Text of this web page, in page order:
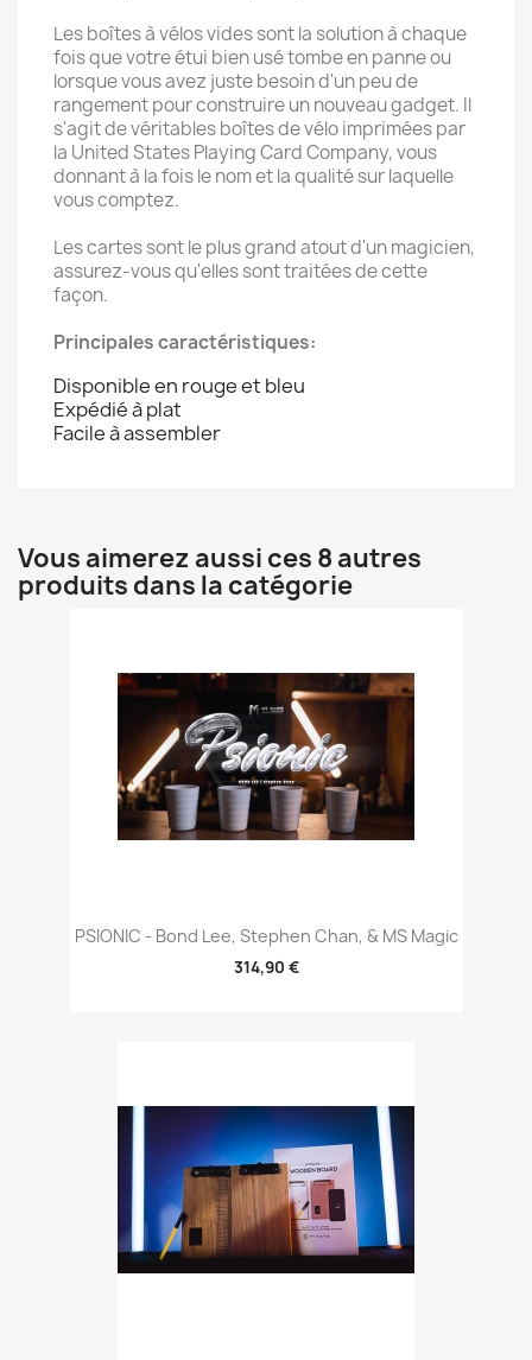
Les boîtes à vélos vides sont la solution à chaque
fois que votre étui bien usé tombe en panne ou
lorsque vous avez juste besoin d'un peu de
rangement pour construire un nouveau gadget. Il
s'agit de véritables boîtes de vélo imprimées par
la United States Playing Card Company, vous
donnant à la fois le nom et la qualité sur laquelle
vous comptez.
Les cartes sont le plus grand atout d'un magicien,
assurez-vous qu'elles sont traitées de cette
façon.
Principales caractéristiques:
Disponible en rouge et bleu
Expédié à plat
Facile à assembler
Vous aimerez aussi ces 8 autres
produits dans la catégorie
PSIONIC - Bond Lee, Stephen Chan, & MS Magic
314,90 €